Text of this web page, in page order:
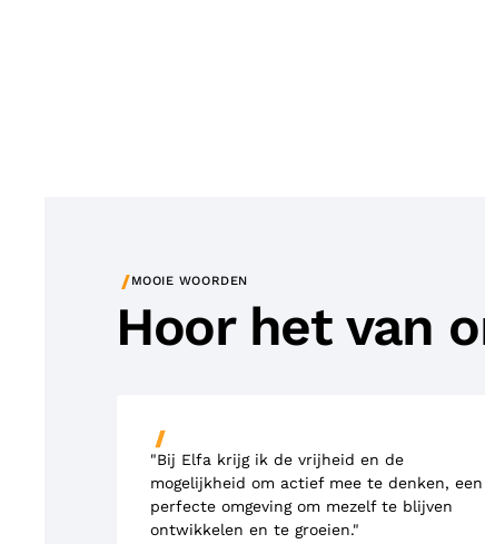
/MOOIE WOORDEN
Hoor het van
"Bij Elfa krijg ik de vrijheid en de
mogelijkheid om actief mee te denken, een
perfecte omgeving om mezelf te blijven
ontwikkelen en te groeien."